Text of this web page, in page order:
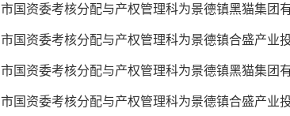
市国资委考核分配与产权管理科为景德镇黑猫集团
市国资委考核分配与产权管理科为景德镇合盛产业
市国资委考核分配与产权管理科为景德镇黑猫集团
市国资委考核分配与产权管理科为景德镇合盛产业